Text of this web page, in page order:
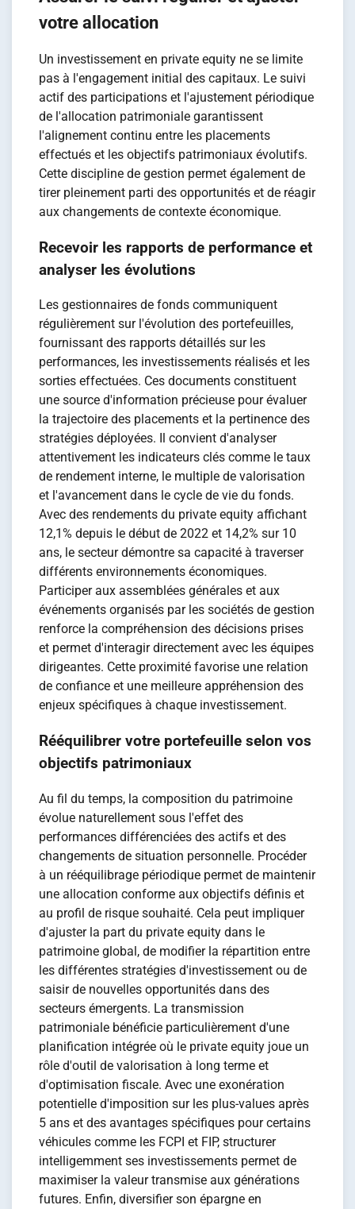
votre allocation
Un investissement en private equity ne se limite
pas à l'engagement initial des capitaux. Le suivi
actif des participations et l'ajustement périodique
de l'allocation patrimoniale garantissent
l'alignement continu entre les placements
effectués et les objectifs patrimoniaux évolutifs.
Cette discipline de gestion permet également de
tirer pleinement parti des opportunités et de réagir
aux changements de contexte économique.
Recevoir les rapports de performance et
analyser les évolutions
Les gestionnaires de fonds communiquent
régulièrement sur l'évolution des portefeuilles,
fournissant des rapports détaillés sur les
performances, les investissements réalisés et les
sorties effectuées. Ces documents constituent
une source d'information précieuse pour évaluer
la trajectoire des placements et la pertinence des
stratégies déployées. Il convient d'analyser
attentivement les indicateurs clés comme le taux
de rendement interne, le multiple de valorisation
et l'avancement dans le cycle de vie du fonds.
Avec des rendements du private equity affichant
12,1% depuis le début de 2022 et 14,2% sur 10
ans, le secteur démontre sa capacité à traverser
différents environnements économiques.
Participer aux assemblées générales et aux
événements organisés par les sociétés de gestion
renforce la compréhension des décisions prises
et permet d'interagir directement avec les équipes
dirigeantes. Cette proximité favorise une relation
de confiance et une meilleure appréhension des
enjeux spécifiques à chaque investissement.
Rééquilibrer votre portefeuille selon vos
objectifs patrimoniaux
Au fil du temps, la composition du patrimoine
évolue naturellement sous l'effet des
performances différenciées des actifs et des
changements de situation personnelle. Procéder
à un rééquilibrage périodique permet de maintenir
une allocation conforme aux objectifs définis et
au profil de risque souhaité. Cela peut impliquer
d'ajuster la part du private equity dans le
patrimoine global, de modifier la répartition entre
les différentes stratégies d'investissement ou de
saisir de nouvelles opportunités dans des
secteurs émergents. La transmission
patrimoniale bénéficie particulièrement d'une
planification intégrée où le private equity joue un
rôle d'outil de valorisation à long terme et
d'optimisation fiscale. Avec une exonération
potentielle d'imposition sur les plus-values après
5 ans et des avantages spécifiques pour certains
véhicules comme les FCPI et FIP, structurer
intelligemment ses investissements permet de
maximiser la valeur transmise aux générations
futures. Enfin, diversifier son épargne en